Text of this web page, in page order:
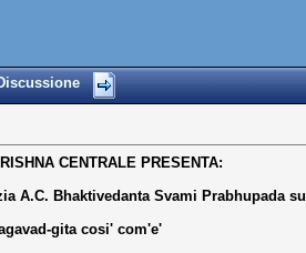
CENTRALE PRESENTA:
A.C. Bhaktivedanta Svami Prabhupada su
gita cosi' com'e'